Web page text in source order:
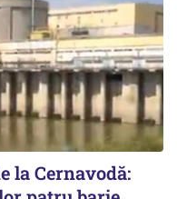
la Cernavodă: